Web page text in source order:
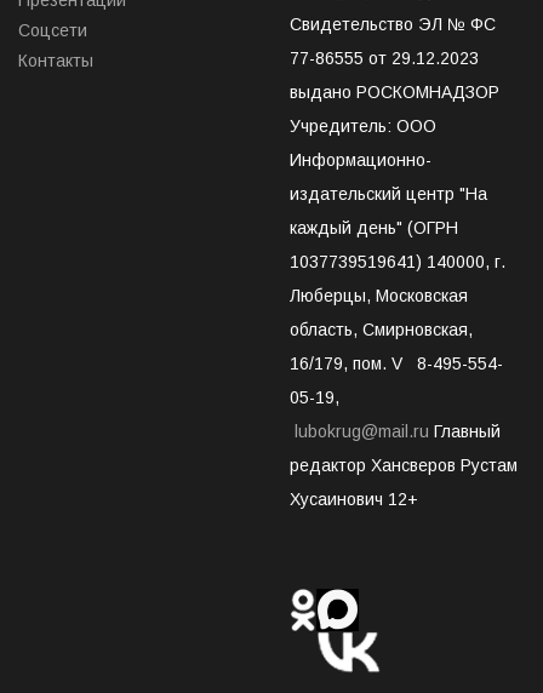
Соцсети
Контакты
Свидетельство ЭЛ № ФС
77-86555 от 29.12.2023
выдано РОСКОМНАДЗОР
Учредитель: ООО
Информационно-
издательский центр "На
каждый день" (ОГРН
1037739519641) 140000, г.
Люберцы, Московская
область, Смирновская,
16/179, пом. V 8-495-554-
05-19,
lubokrug@mail.ru Главный
редактор Хансверов Рустам
Хусаинович 12+